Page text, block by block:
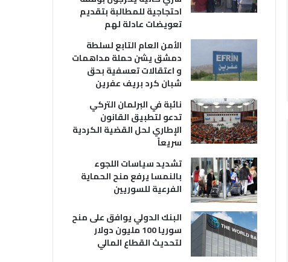
احتجاجية للمطالبة بتقديم
تعويضات عادلة لهم
الأمن العام التابع لسلطة
دمشق يشن حملة مداهمات
و اعتقالات تعسفية بحق
شبان كرد بريف عفرين
نائبة في البرلمان التركي
تدعو لتطبيق القانون
الإطاري لحل القضية الكردية
سريعاً
تشديد سياسات اللجوء
بالنمسا يرفع منح الحماية
الفرعية للسوريين
البنك الدولي يوافق على منح
سوريا 100 مليون دولار
لتحديث القطاع المالي